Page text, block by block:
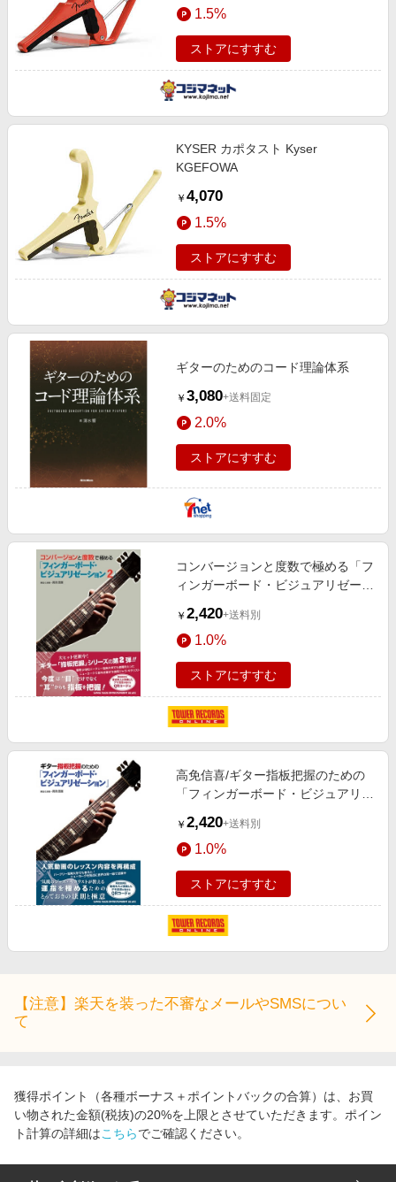
1.5%
ストアにすすむ
KYSER カポタスト Kyser
KGEFOWA
￥ 4,070
1.5%
ストアにすすむ
ギターのためのコード理論体系
￥ 3,080+送料固定
2.0%
ストアにすすむ
コンバージョンと度数で極める「フ
ィンガーボード・ビジュアリゼーシ
￥ 2,420+送料別
1.0%
ストアにすすむ
高免信喜/ギター指板把握のための
「フィンガーボード・ビジュアリゼ
￥ 2,420+送料別
1.0%
ストアにすすむ
【注意】楽天を装った不審なメールやSMSについ
て
獲得ポイント（各種ボーナス＋ポイントバックの合算）は、お買
い物された金額(税抜)の20%を上限とさせていただきます。ポイン
ト計算の詳細はこちらでご確認ください。